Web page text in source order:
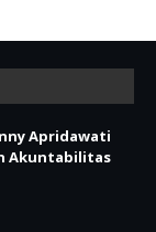
Apridawati
Akuntabilitas